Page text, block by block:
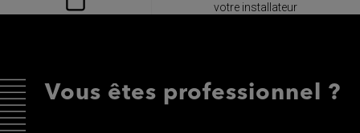
votre installateur
Vous êtes professionnel ?